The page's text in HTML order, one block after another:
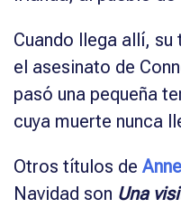
Cuando llega allí, su
el asesinato de
pasó una pequeña
cuya muerte nunca
Otros títulos de
Navidad son Una